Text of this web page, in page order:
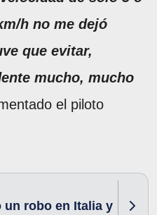
h no me dejó
que evitar,
mucho, mucho
el piloto
robo en Italia y